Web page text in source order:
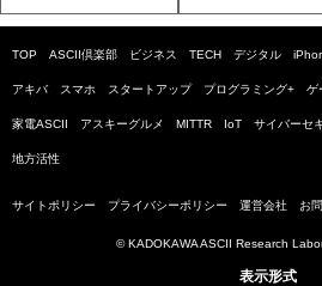
TOP ASCII倶楽部 ビジネス TECH デジタル
アキバ スマホ スタートアップ プログラミング+ ゲ
家電ASCII アスキーグルメ MITTR IoT サイバーセ
地方活性
サイトポリシー プライバシーポリシー 運営会社 お
© KADOKAWA ASCII Research
表示形式